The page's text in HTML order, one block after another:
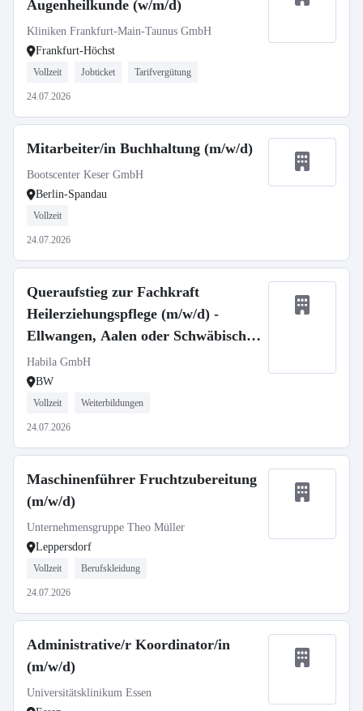
Augenheilkunde (w/m/d)
Kliniken Frankfurt-Main-Taunus GmbH
Frankfurt-Höchst
Vollzeit Jobticket Tarifvergütung
24.07.2026
Mitarbeiter/in Buchhaltung (m/w/d)
Bootscenter Keser GmbH
Berlin-Spandau
Vollzeit
24.07.2026
Queraufstieg zur Fachkraft
Heilerziehungspflege (m/w/d) -
Ellwangen, Aalen oder Schwäbisch
Gmünd
Habila GmbH
BW
Vollzeit Weiterbildungen
24.07.2026
Maschinenführer Fruchtzubereitung
(m/w/d)
Unternehmensgruppe Theo Müller
Leppersdorf
Vollzeit Berufskleidung
24.07.2026
Administrative/r Koordinator/in
(m/w/d)
Universitätsklinikum Essen